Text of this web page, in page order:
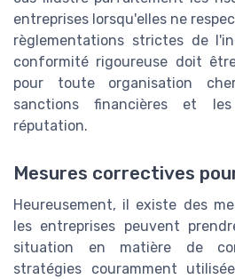
entreprises lorsqu'elles ne
règlementations strictes de
conformité rigoureuse doit
pour toute organisation
sanctions financières et
réputation.
Mesures correctives
Heureusement, il existe des
les entreprises peuvent
situation en matière de
stratégies couramment